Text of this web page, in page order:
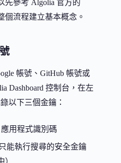
先參考 Algolia 官方的
個流程建立基本概念。
帳號、GitHub 帳號或
Dashboard 控制台，在左
以下三個金鑰：
應用程式識別碼
只能執行搜尋的安全金鑰